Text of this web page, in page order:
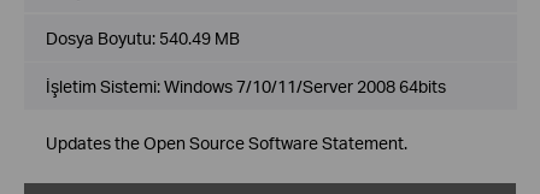
Dosya Boyutu: 540.49 MB
İşletim Sistemi: Windows 7/10/11/Server 2008 64bits
Updates the Open Source Software Statement.